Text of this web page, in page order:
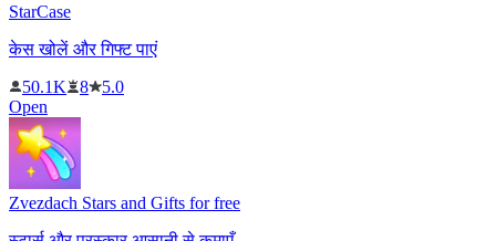
StarCase
केस खोलें और गिफ्ट पाएं
50.1K
8
5.0
Open
Zvezdach Stars and Gifts for free